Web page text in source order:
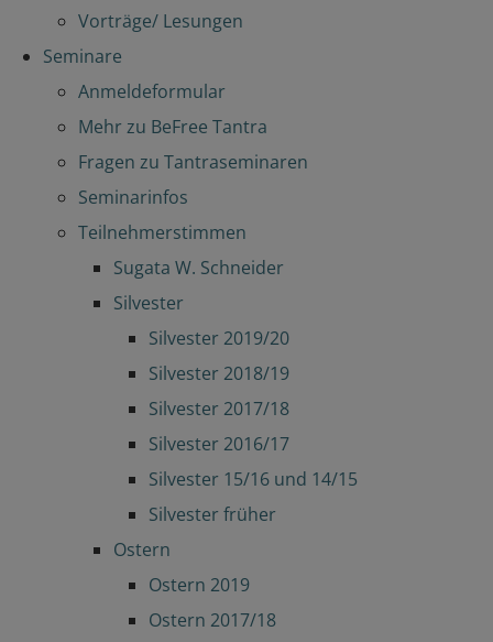
Vorträge/ Lesungen
Seminare
Anmeldeformular
Mehr zu BeFree Tantra
Fragen zu Tantraseminaren
Seminarinfos
Teilnehmerstimmen
Sugata W. Schneider
Silvester
Silvester 2019/20
Silvester 2018/19
Silvester 2017/18
Silvester 2016/17
Silvester 15/16 und 14/15
Silvester früher
Ostern
Ostern 2019
Ostern 2017/18